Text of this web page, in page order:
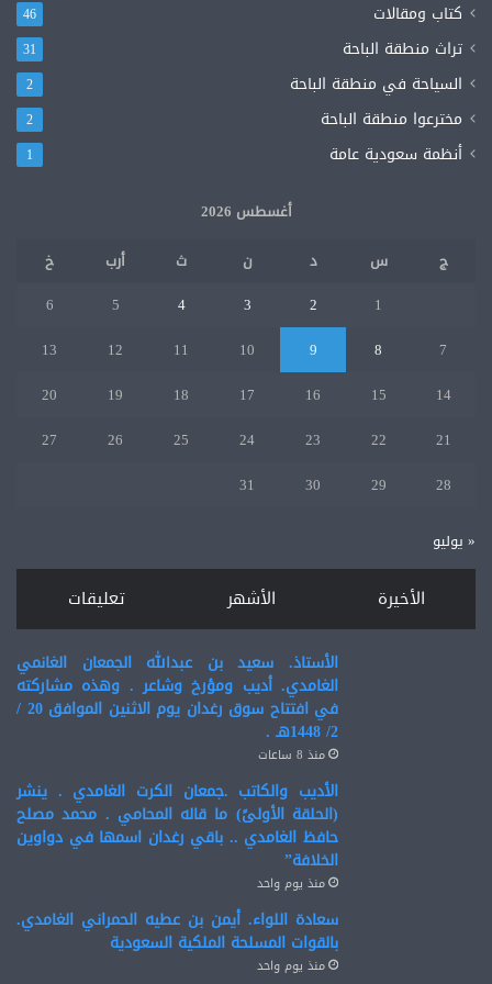
كتاب ومقالات 46
تراث منطقة الباحة 31
السياحة في منطقة الباحة 2
مخترعوا منطقة الباحة 2
أنظمة سعودية عامة 1
أغسطس 2026
ج
س د ن ث أرب
خ
1
2
3
4
5
6
7
8
9
10
11
12
13
14
15
16
17
18
19
20
21
22
23
24
25
26
27
28
29
30
31
« يوليو
الأخيرة الأشهر تعليقات
الأستاذ. سعيد بن عبدالله الجمعان الغانمي
الغامدي. أديب ومؤرخ وشاعر . وهذه مشاركته
في افتتاح سوق رغدان يوم الاثنين الموافق 20 /
2/ 1448هـ .
منذ 8 ساعات
الأديب والكاتب .جمعان الكرت الغامدي . ينشر
(الحلقة الأولىً) ما قاله المحامي . محمد مصلح
حافظ الغامدي .. باقي رغدان اسمها في دواوين
الخلافة”
منذ يوم واحد
سعادة اللواء. أيمن بن عطيه الحمراني الغامدي.
بالقوات المسلحة الملكية السعودية
منذ يوم واحد